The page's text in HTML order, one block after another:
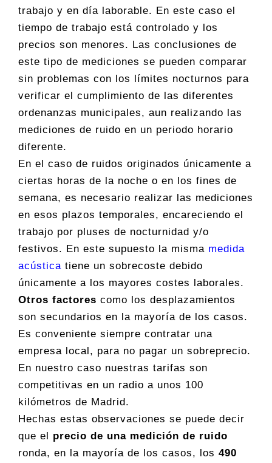
trabajo y en día laborable. En este caso el
tiempo de trabajo está controlado y los
precios son menores. Las conclusiones de
este tipo de mediciones se pueden comparar
sin problemas con los límites nocturnos para
verificar el cumplimiento de las diferentes
ordenanzas municipales, aun realizando las
mediciones de ruido en un periodo horario
diferente.
En el caso de ruidos originados únicamente a
ciertas horas de la noche o en los fines de
semana, es necesario realizar las mediciones
en esos plazos temporales, encareciendo el
trabajo por pluses de nocturnidad y/o
festivos. En este supuesto la misma medida
acústicatiene un sobrecoste debido
únicamente a los mayores costes laborales.
Otros factores como los desplazamientos
son secundarios en la mayoría de los casos.
Es conveniente siempre contratar una
empresa local, para no pagar un sobreprecio.
En nuestro caso nuestras tarifas son
competitivas en un radio a unos 100
kilómetros de Madrid.
Hechas estas observaciones se puede decir
que el precio de una medición de ruido
ronda, en la mayoría de los casos, los 490